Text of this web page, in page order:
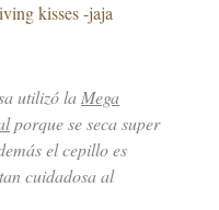
kisses -jaja
utilizó la Mega
porque se seca super
el cepillo es
cuidadosa al